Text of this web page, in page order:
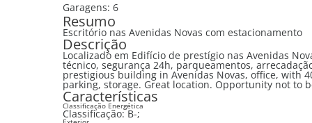
Garagens: 6
Resumo
Escritório nas Avenidas Novas com estacionamento
Descrição
Localizado em Edifício de prestígio nas Avenidas Novas, escritório, com 406 m2, ar condicionado, calhas técnicas, teto
técnico, segurança 24h, parqueamentos, arrecadação.
prestigious building in Avenidas Novas, office, with
parking, storage. Great location. Opportunity not to
Características
Classificação Energética
Classificação:B-;